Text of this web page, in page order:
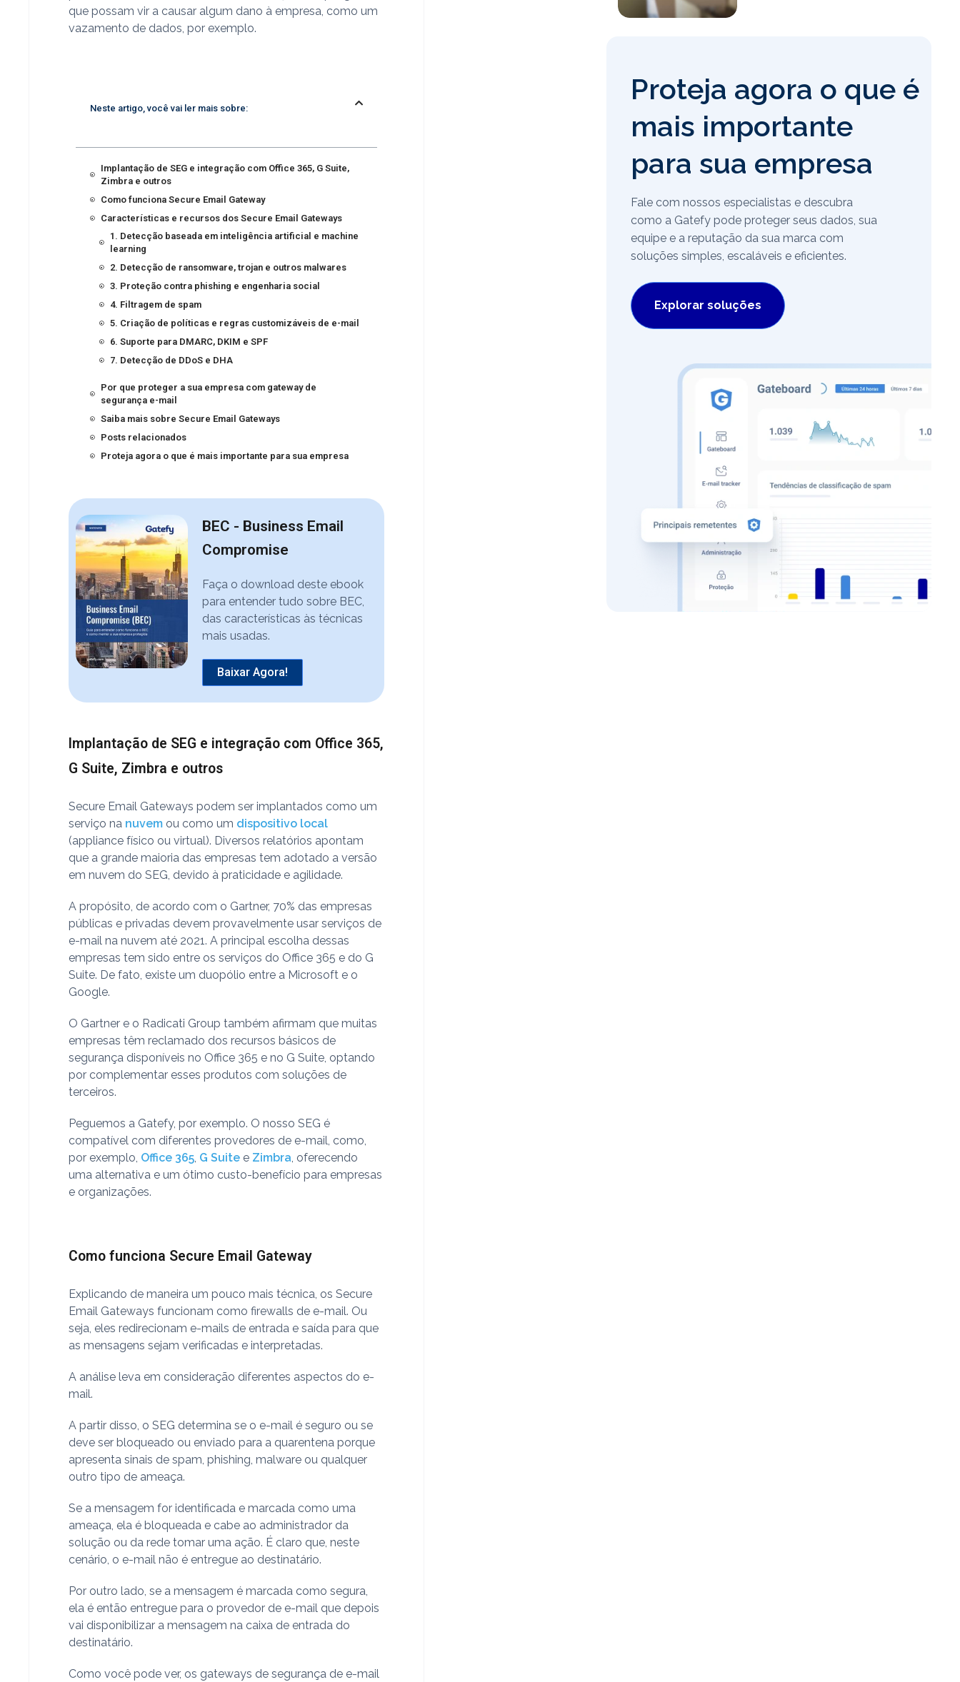
que possam vir a causar algum dano à empresa, como um
vazamento de dados, por exemplo.
Neste artigo, você vai ler mais sobre:
Implantação de SEG e integração com Office 365, G Suite,
Zimbra e outros
Como funciona Secure Email Gateway
Características e recursos dos Secure Email Gateways
1. Detecção baseada em inteligência artificial e machine
learning
2. Detecção de ransomware, trojan e outros malwares
3. Proteção contra phishing e engenharia social
4. Filtragem de spam
5. Criação de políticas e regras customizáveis de e-mail
6. Suporte para DMARC, DKIM e SPF
7. Detecção de DDoS e DHA
Por que proteger a sua empresa com gateway de
segurança e-mail
Saiba mais sobre Secure Email Gateways
Posts relacionados
Proteja agora o que é mais importante para sua empresa
BEC - Business Email
Compromise
Faça o download deste ebook
para entender tudo sobre BEC,
das características às técnicas
mais usadas.
Baixar Agora!
Implantação de SEG e integração com Office 365,
G Suite, Zimbra e outros
Secure Email Gateways podem ser implantados como um
serviço na nuvem ou como um dispositivo local
(appliance físico ou virtual). Diversos relatórios apontam
que a grande maioria das empresas tem adotado a versão
em nuvem do SEG, devido à praticidade e agilidade.
A propósito, de acordo com o Gartner, 70% das empresas
públicas e privadas devem provavelmente usar serviços de
e-mail na nuvem até 2021. A principal escolha dessas
empresas tem sido entre os serviços do Office 365 e do G
Suite. De fato, existe um duopólio entre a Microsoft e o
Google.
O Gartner e o Radicati Group também afirmam que muitas
empresas têm reclamado dos recursos básicos de
segurança disponíveis no Office 365 e no G Suite, optando
por complementar esses produtos com soluções de
terceiros.
Peguemos a Gatefy, por exemplo. O nosso SEG é
compatível com diferentes provedores de e-mail, como,
por exemplo, Office 365, G Suite e Zimbra, oferecendo
uma alternativa e um ótimo custo-benefício para empresas
e organizações.
Como funciona Secure Email Gateway
Explicando de maneira um pouco mais técnica, os Secure
Email Gateways funcionam como firewalls de e-mail. Ou
seja, eles redirecionam e-mails de entrada e saída para que
as mensagens sejam verificadas e interpretadas.
A análise leva em consideração diferentes aspectos do e-
mail.
A partir disso, o SEG determina se o e-mail é seguro ou se
deve ser bloqueado ou enviado para a quarentena porque
apresenta sinais de spam, phishing, malware ou qualquer
outro tipo de ameaça.
Se a mensagem for identificada e marcada como uma
ameaça, ela é bloqueada e cabe ao administrador da
solução ou da rede tomar uma ação. É claro que, neste
cenário, o e-mail não é entregue ao destinatário.
Por outro lado, se a mensagem é marcada como segura,
ela é então entregue para o provedor de e-mail que depois
vai disponibilizar a mensagem na caixa de entrada do
destinatário.
Como você pode ver, os gateways de segurança de e-mail
Proteja agora o que é
mais importante
para sua empresa
Fale com nossos especialistas e descubra
como a Gatefy pode proteger seus dados, sua
equipe e a reputação da sua marca com
soluções simples, escaláveis e eficientes.
Explorar soluções